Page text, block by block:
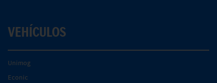
VEHÍCULOS
Unimog
Econic